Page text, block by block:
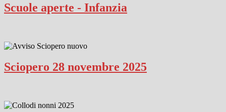
Scuole aperte - Infanzia
Sciopero 28 novembre 2025